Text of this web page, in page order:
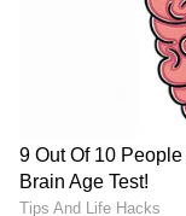
ಮತ್ತು ಸೂಕ್ಷ್ಮ
ಕೆಲವೊಮ್ಮೆ
ಕಣ್ಣಿನಂತಹ